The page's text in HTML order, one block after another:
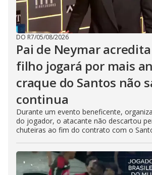
DO R7/05/08/2026
Pai de Neymar
filho jogará por mais
craque do Santos não
continua
Durante um evento beneficente,
do jogador, o atacante não descartou
chuteiras ao fim do contrato com o